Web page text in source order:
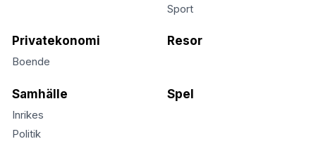
Sport
Privatekonomi
Boende
Resor
Samhälle
Inrikes
Politik
Spel